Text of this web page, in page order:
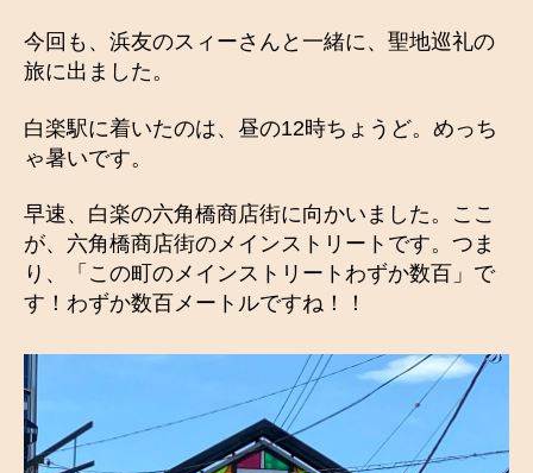
今回も、浜友のスィーさんと一緒に、聖地巡礼の
旅に出ました。
白楽駅に着いたのは、昼の12時ちょうど。めっち
ゃ暑いです。
早速、白楽の六角橋商店街に向かいました。ここ
が、六角橋商店街のメインストリートです。つま
り、「この町のメインストリートわずか数百」で
す！わずか数百メートルですね！！